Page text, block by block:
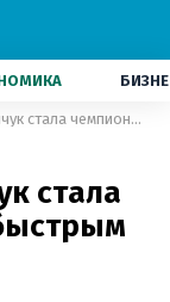
Украинка Анна Музычук стала чемпионкой мира по быстрым шахматам
стала